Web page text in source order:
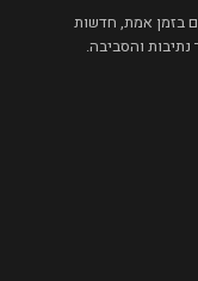
בזמן אמת, חדשות
נתיבות והסביבה.